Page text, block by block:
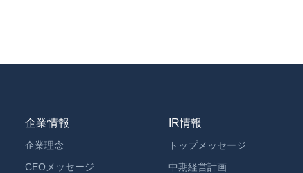
企業情報
企業理念
CEOメッセージ
IR情報
トップメッセージ
中期経営計画